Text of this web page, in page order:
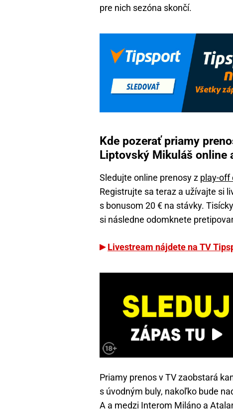
pre nich sezóna skončí.
Kde pozerať priamy
Liptovský Mikuláš online
Sledujte online prenosy z play-off
Registrujte sa teraz a užívajte si
s bonusom 20 € na stávky.
si následne odomknete
Livestream nájdete na TV
Priamy prenos v TV zaobstará
s úvodným buly, nakoľko bude
A a medzi Interom Miláno a